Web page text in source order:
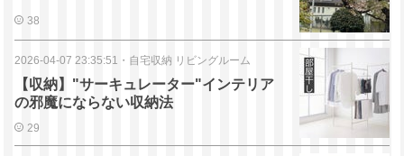
38
2026-04-07 23:35:51 ・ 自宅収納 リビングルーム
【収納】"サーキュレーター"インテリア
の邪魔にならない収納法
29